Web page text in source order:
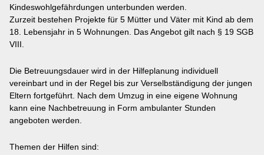
Kindeswohlgefährdungen unterbunden werden.
Zurzeit bestehen Projekte für 5 Mütter und Väter mit Kind ab dem
18. Lebensjahr in 5 Wohnungen. Das Angebot gilt nach § 19 SGB
VIII.
Die Betreuungsdauer wird in der Hilfeplanung individuell
vereinbart und in der Regel bis zur Verselbständigung der jungen
Eltern fortgeführt. Nach dem Umzug in eine eigene Wohnung
kann eine Nachbetreuung in Form ambulanter Stunden
angeboten werden.
Themen der Hilfen sind: